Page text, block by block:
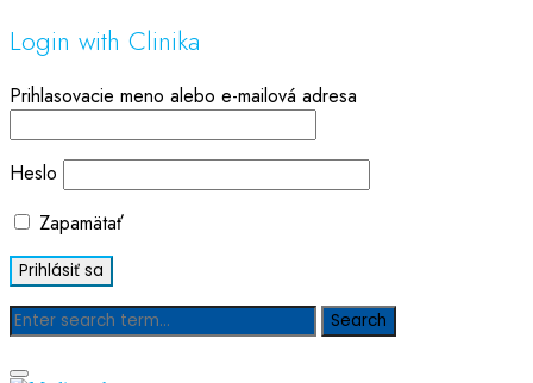
Login with Clinika
Prihlasovacie meno alebo e-mailová adresa
Heslo
Zapamätať
Blog